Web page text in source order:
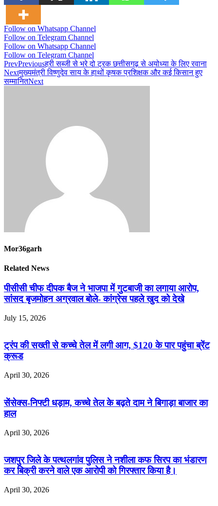
Follow on Whatsapp Channel
Follow on Telegram Channel
Follow on Whatsapp Channel
Follow on Telegram Channel
PrevPreviousहरी सब्जी से भरे दो ट्रक छत्तीसगढ़ से अयोध्या के लिए रवाना
Nextमुख्यमंत्री विष्णुदेव साय के हाथों कृषक प्रशिक्षक और कई किसान हुए
सम्मानितNext
Mor36garh
Related News
पीसीसी चीफ दीपक बैज ने भाजपा में गुटबाजी का लगाया आरोप,
सांसद बृजमोहन अग्रवाल बोले- कांग्रेस पहले खुद को देखे
July 15, 2026
ट्रंप की सख्ती से कच्चे तेल में लगी आग, $120 के पार पहुंचा ब्रेंट
क्रूड
April 30, 2026
सेंसेक्स-निफ्टी धड़ाम, कच्चे तेल के बढ़ते दाम ने बिगाड़ा बाजार का
हाल
April 30, 2026
जशपुर जिले के पत्थलगांव पुलिस ने नशीला कफ सिरप का भंडारण
कर बिक्री करने वाले एक आरोपी को गिरफ्तार किया है।
April 30, 2026